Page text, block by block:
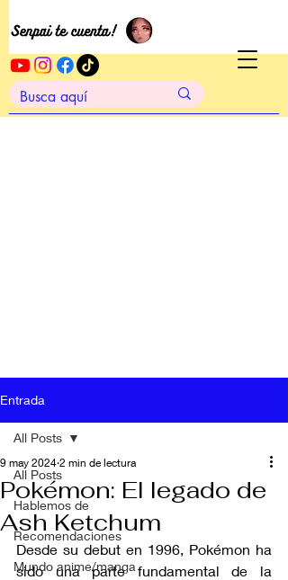
Entrada
All Posts
Hablemos de
Recomendaciones
Mundo anime/manga
All Posts
Pokémon: El legado de
Ash Ketchum
9 may 2024 2 min de lectura
Desde su debut en 1996, Pokémon ha
sido una parte fundamental de la